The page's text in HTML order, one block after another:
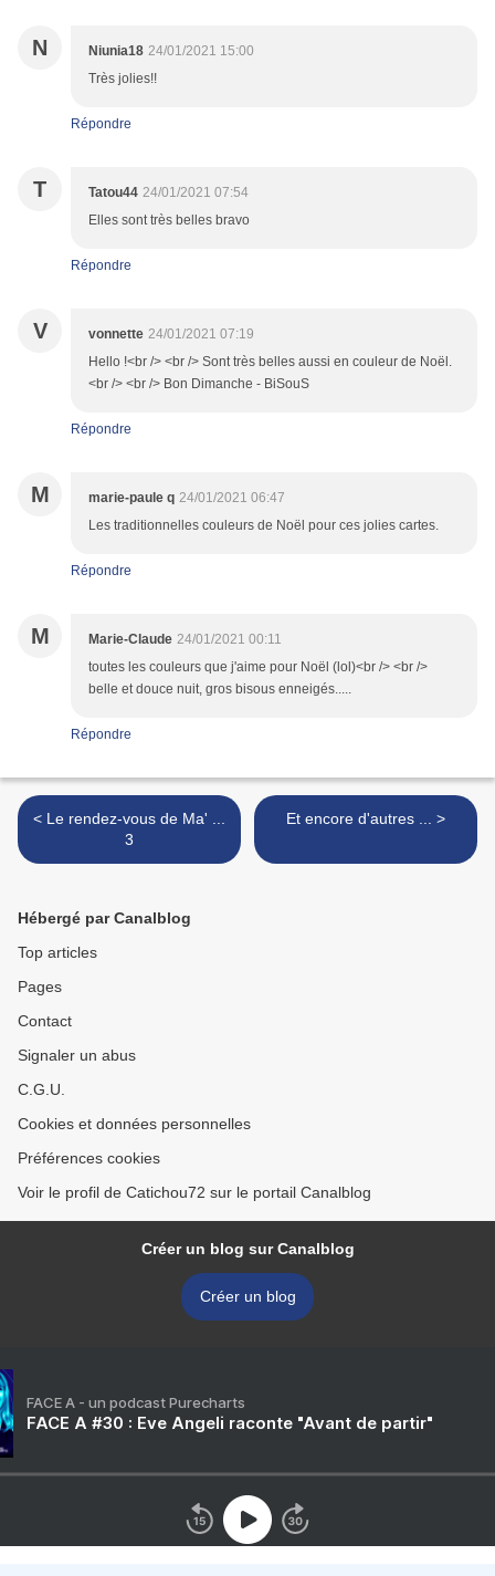
N Niunia18 24/01/2021 15:00
Très jolies!!
Répondre
T Tatou44 24/01/2021 07:54
Elles sont très belles bravo
Répondre
V vonnette 24/01/2021 07:19
Hello !<br /> <br /> Sont très belles aussi en couleur de Noël.
<br /> <br /> Bon Dimanche - BiSouS
Répondre
M marie-paule q 24/01/2021 06:47
Les traditionnelles couleurs de Noël pour ces jolies cartes.
Répondre
M Marie-Claude 24/01/2021 00:11
toutes les couleurs que j'aime pour Noël (lol)<br /> <br />
belle et douce nuit, gros bisous enneigés.....
Répondre
< Le rendez-vous de Ma' ...
3
Et encore d'autres ... >
Hébergé par Canalblog
Top articles
Pages
Contact
Signaler un abus
C.G.U.
Cookies et données personnelles
Préférences cookies
Voir le profil de Catichou72 sur le portail Canalblog
Créer un blog sur Canalblog
Créer un blog
FACE A - un podcast Purecharts
FACE A #30 : Eve Angeli raconte "Avant de partir"